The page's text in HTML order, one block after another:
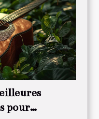
pour